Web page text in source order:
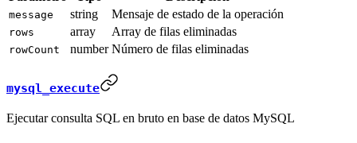
message string Mensaje de estado de la operación
rows array Array de filas eliminadas
rowCount number Número de filas eliminadas
mysql_execute
Ejecutar consulta SQL en bruto en base de datos MySQL